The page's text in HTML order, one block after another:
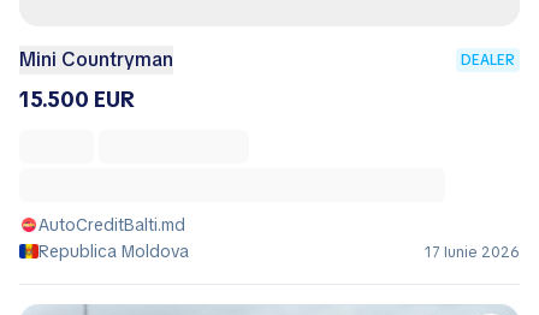
Mini Countryman DEALER
15.500 EUR
AutoCreditBalti.md
Republica Moldova
17 Iunie 2026